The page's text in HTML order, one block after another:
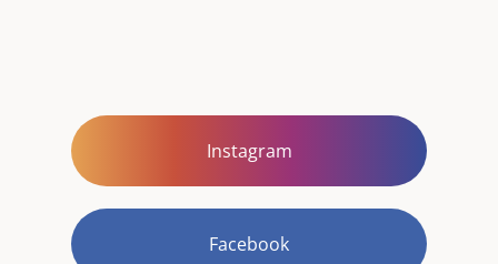
Instagram
Facebook